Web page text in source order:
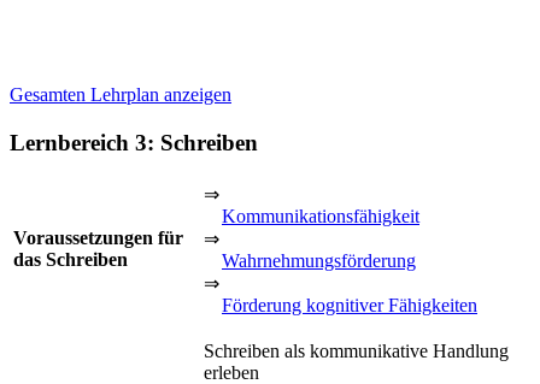
Gesamten Lehrplan anzeigen
Lernbereich 3: Schreiben
Voraussetzungen für
das Schreiben
⇒
Kommunikationsfähigkeit
⇒
Wahrnehmungsförderung
⇒
Förderung kognitiver Fähigkeiten
Schreiben als kommunikative Handlung
erleben